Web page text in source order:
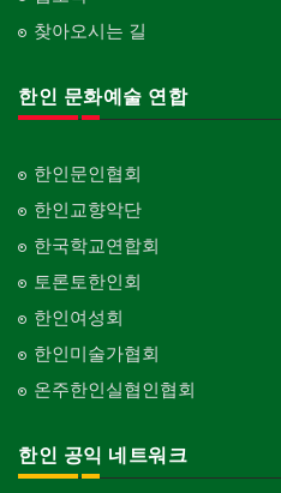
찾아오시는 길
한인 문화예술 연합
한인문인협회
한인교향악단
한국학교연합회
토론토한인회
한인여성회
한인미술가협회
온주한인실협인협회
한인 공익 네트워크